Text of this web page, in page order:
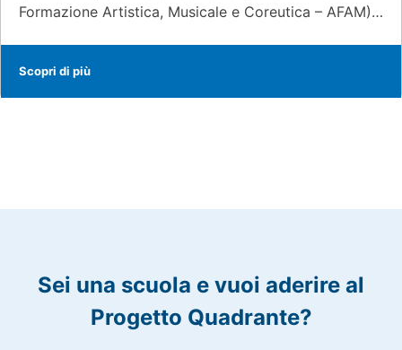
Formazione Artistica, Musicale e Coreutica – AFAM)…
Scopri di più
Sei una scuola e vuoi aderire al
Progetto Quadrante?